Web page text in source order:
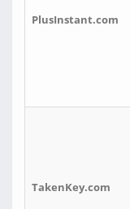
PlusInstant.com
TakenKey.com